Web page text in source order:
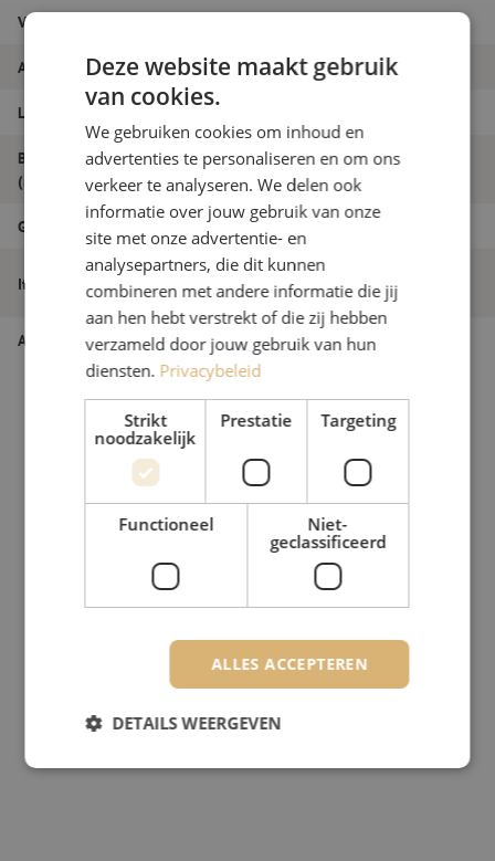
Vezelsoort
Aantal vezels Duplex
Lengte 17m
Buitendiameter
(mm)
2.0
Grade
Itemnaam
Patchkabel duplex SM, LC/PC(uni)-
LC/PC(uni), 2.0mm, 17m
Artikelnummer M20000513
Deze website maakt gebruik
van cookies.
We gebruiken cookies om inhoud en
advertenties te personaliseren en om ons
verkeer te analyseren. We delen ook
informatie over jouw gebruik van onze
site met onze advertentie- en
analysepartners, die dit kunnen
combineren met andere informatie die jij
aan hen hebt verstrekt of die zij hebben
verzameld door jouw gebruik van hun
diensten. Privacybeleid
Strikt
noodzakelijk
Prestatie Targeting
Functioneel
Niet-
geclassificeerd
ALLES ACCEPTEREN
DETAILS WEERGEVEN